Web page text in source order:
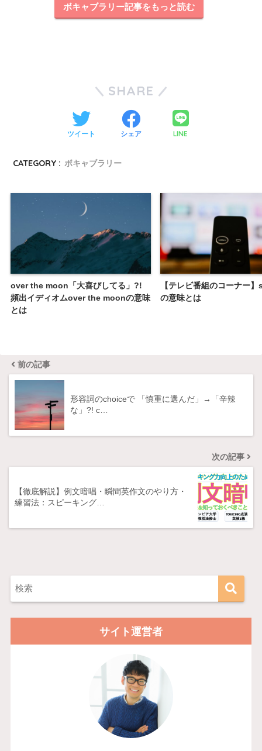
ボキャブラリー記事をもっと読む
SHARE
ツイート シェア LINE
CATEGORY : ボキャブラリー
over the moon「大喜びしてる」?!
頻出イディオムover the moonの意味
とは
【テレビ番組のコーナー
の意味とは
前の記事
形容詞のchoiceで 「慎重に選んだ」→「辛辣
な」?! c…
次の記事
【徹底解説】例文暗唱・瞬間英作文のやり方・
練習法：スピーキング…
サイト運営者